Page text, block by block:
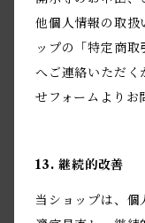
他個人情報の取扱
ップの「特定商
へご連絡いただく
せフォームよりお
13. 継続的改善
当ショップは、個